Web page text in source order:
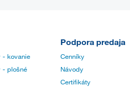
- kovanie
- plošné
Podpora predaja
Cenníky
Návody
Certifikáty